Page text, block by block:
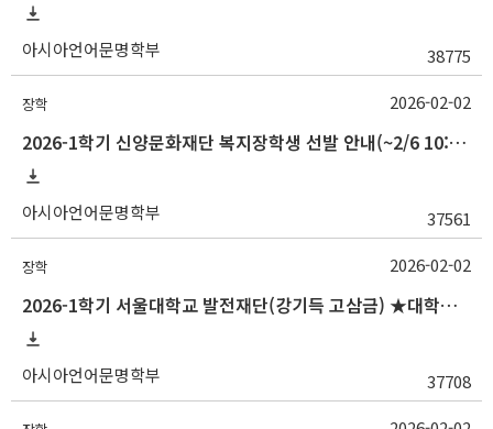
아시아언어문명학부 38775
장학
2026-1학기 신양문화재단 복지장학생 선발 안내(~2/6 10:00)
아시아언어문명학부 37561
2026-02-02
장학
2026-1학기 서울대학교 발전재단(강기득 고삼금) ★대학원생★장학생 선발 안내(~2/5 10:00)
아시아언어문명학부 37708
2026-02-02